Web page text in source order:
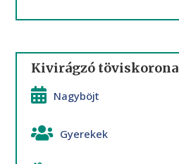
Kivirágzó töviskorona
Nagyböjt
Gyerekek